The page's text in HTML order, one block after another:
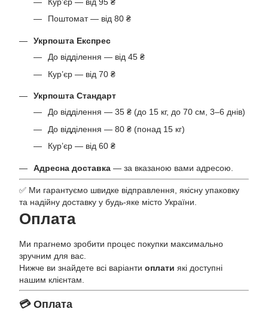
Поштомат — від 80 ₴
Укрпошта Експрес
До відділення — від 45 ₴
Кур’єр — від 70 ₴
Укрпошта Стандарт
До відділення — 35 ₴ (до 15 кг, до 70 см, 3–6 днів)
До відділення — 80 ₴ (понад 15 кг)
Кур’єр — від 60 ₴
Адресна доставка — за вказаною вами адресою.
✅ Ми гарантуємо швидке відправлення, якісну упаковку
та надійну доставку у будь-яке місто України.
Оплата
Ми прагнемо зробити процес покупки максимально
зручним для вас.
Нижче ви знайдете всі варіанти оплати які доступні
нашим клієнтам.
💳 Оплата